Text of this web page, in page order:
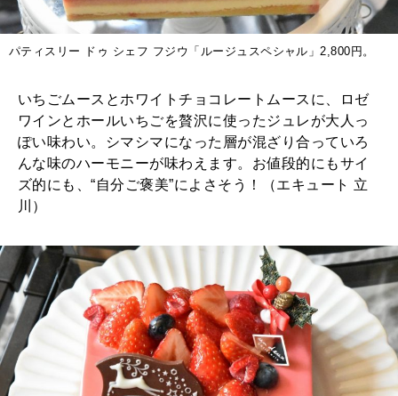
パティスリー ドゥ シェフ フジウ「ルージュスペシャル」2,800円。
いちごムースとホワイトチョコレートムースに、ロゼ
ワインとホールいちごを贅沢に使ったジュレが大人っ
ぽい味わい。シマシマになった層が混ざり合っていろ
んな味のハーモニーが味わえます。お値段的にもサイ
ズ的にも、“自分ご褒美”によさそう！（エキュート 立
川）